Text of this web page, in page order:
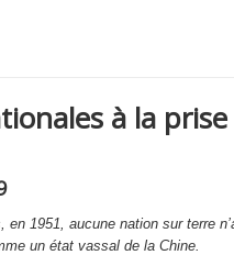
à la
1951, aucune nation sur terre
un état vassal de la Chine.